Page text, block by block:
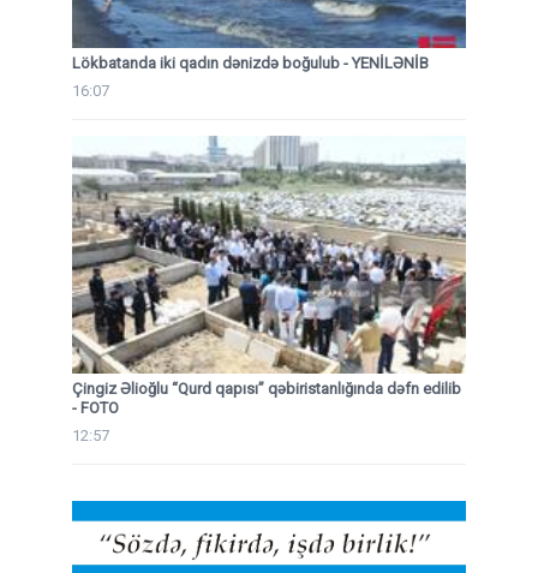
Lökbatanda iki qadın dənizdə boğulub - YENİLƏNİB
16:07
Çingiz Əlioğlu “Qurd qapısı” qəbiristanlığında dəfn edilib
- FOTO
12:57